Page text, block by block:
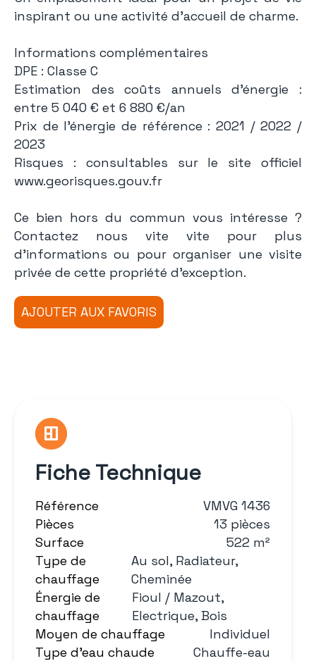
inspirant ou une activité d’accueil de charme.
Informations complémentaires
DPE : Classe C
Estimation des coûts annuels d’énergie :
entre 5 040 € et 6 880 €/an
Prix de l’énergie de référence : 2021 / 2022 /
2023
Risques : consultables sur le site officiel
www.georisques.gouv.fr
Ce bien hors du commun vous intéresse ?
Contactez nous vite vite pour plus
d’informations ou pour organiser une visite
privée de cette propriété d’exception.
Fiche Technique
Référence
VMVG 1436
Pièces
13 pièces
Surface
522 m²
Type de
chauffage
Au sol, Radiateur,
Cheminée
Énergie de
chauffage
Fioul / Mazout,
Electrique, Bois
Moyen de chauffage
Individuel
Type d'eau chaude
Chauffe-eau